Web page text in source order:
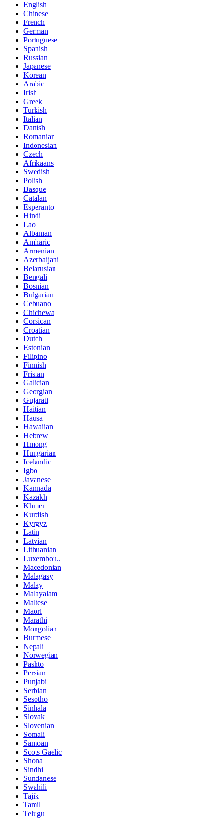
English
Chinese
French
German
Portuguese
Spanish
Russian
Japanese
Korean
Arabic
Irish
Greek
Turkish
Italian
Danish
Romanian
Indonesian
Czech
Afrikaans
Swedish
Polish
Basque
Catalan
Esperanto
Hindi
Lao
Albanian
Amharic
Armenian
Azerbaijani
Belarusian
Bengali
Bosnian
Bulgarian
Cebuano
Chichewa
Corsican
Croatian
Dutch
Estonian
Filipino
Finnish
Frisian
Galician
Georgian
Gujarati
Haitian
Hausa
Hawaiian
Hebrew
Hmong
Hungarian
Icelandic
Igbo
Javanese
Kannada
Kazakh
Khmer
Kurdish
Kyrgyz
Latin
Latvian
Lithuanian
Luxembou..
Macedonian
Malagasy
Malay
Malayalam
Maltese
Maori
Marathi
Mongolian
Burmese
Nepali
Norwegian
Pashto
Persian
Punjabi
Serbian
Sesotho
Sinhala
Slovak
Slovenian
Somali
Samoan
Scots Gaelic
Shona
Sindhi
Sundanese
Swahili
Tajik
Tamil
Telugu